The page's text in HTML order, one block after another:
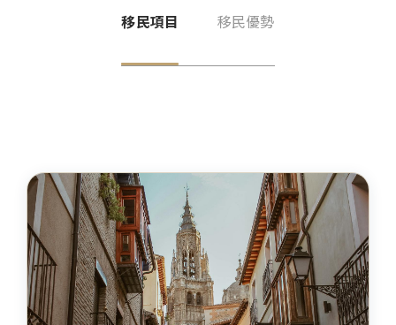
紐西蘭
澳洲
萬那杜
諾魯
多米尼克概述
安地卡及巴布達概述
紐西蘭概述
澳洲概述
萬那杜概述
亞洲移民專區
歐洲移民專區
加勒比海移民專區
移民項目 移民優勢